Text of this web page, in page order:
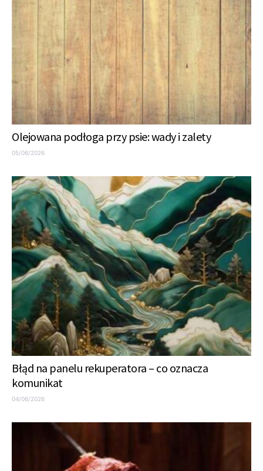
Olejowana podłoga przy psie: wady i zalety
05/06/2026
Błąd na panelu rekuperatora – co oznacza
komunikat
04/06/2026